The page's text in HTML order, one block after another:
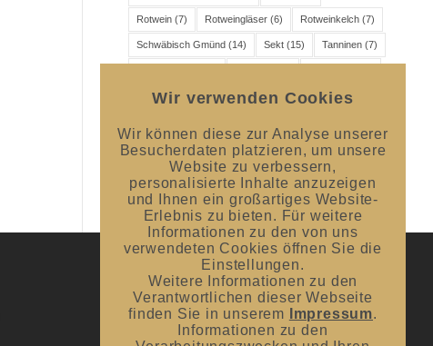
Rotwein (7) Rotweingläser (6) Rotweinkelch (7)
Schwäbisch Gmünd (14) Sekt (15) Tanninen (7)
Wein(16) Weincharaktere(6) Weingenuss
Weißweinkelch(7)
UNSER BLOG
#donnerstagsprickelts – Lust auf eine
Geschmacksexplosion?
Wir verwenden Cookies
Wir können diese zur Analyse unserer
Besucherdaten platzieren, um unsere
Website zu verbessern,
personalisierte Inhalte anzuzeigen
und Ihnen ein großartiges Website-
Erlebnis zu bieten. Für weitere
Informationen zu den von uns
verwendeten Cookies öffnen Sie die
Einstellungen.
Weitere Informationen zu den
Verantwortlichen dieser Webseite
finden Sie in unserem
Impressum.
Informationen zu den